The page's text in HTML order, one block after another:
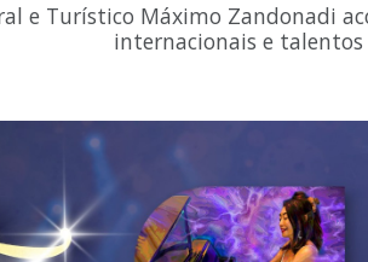
e Turístico Máximo Zandonadi
internacionais e talentos